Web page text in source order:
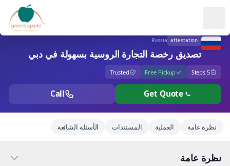
attestation
Russia
تصديق رخصة التجارة الروسية بسهولة في دبي
5 Steps
Free Pickup
Trusted
Get Quote
Call
نظرة عامة العملية المستندات الأسئلة الشائعة
نظرة عامة